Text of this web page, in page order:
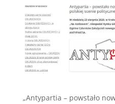
„Antypartia – powstało